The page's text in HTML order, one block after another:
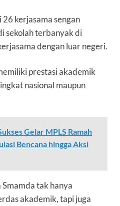
kerjasama sengan
sekolah terbanyak di
dengan luar negeri.
prestasi akademik
nasional maupun
Gelar MPLS Ramah
Bencana hingga Aksi
tak hanya
akademik, tapi juga